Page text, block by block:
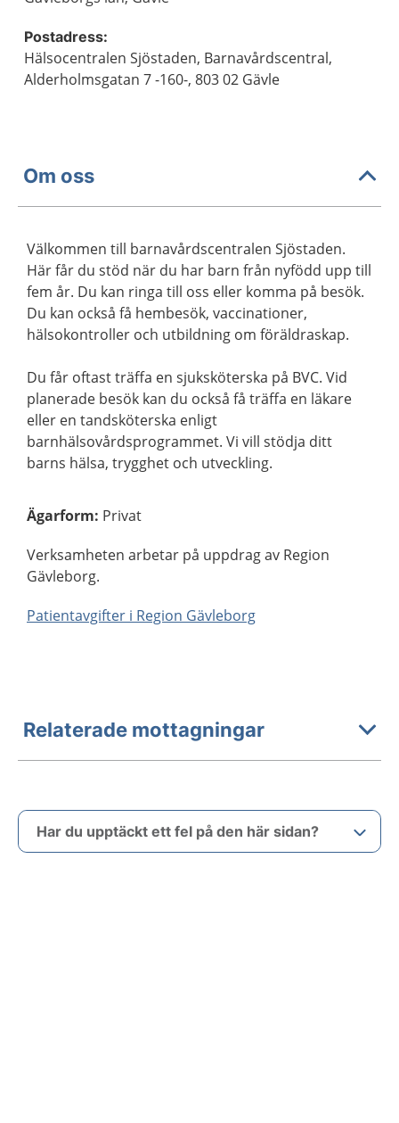
Postadress:
Hälsocentralen Sjöstaden, Barnavårdscentral,
Alderholmsgatan 7 -160-, 803 02 Gävle
Om oss
Välkommen till barnavårdscentralen Sjöstaden.
Här får du stöd när du har barn från nyfödd upp till
fem år. Du kan ringa till oss eller komma på besök.
Du kan också få hembesök, vaccinationer,
hälsokontroller och utbildning om föräldraskap.
Du får oftast träffa en sjuksköterska på BVC. Vid
planerade besök kan du också få träffa en läkare
eller en tandsköterska enligt
barnhälsovårdsprogrammet. Vi vill stödja ditt
barns hälsa, trygghet och utveckling.
Ägarform: Privat
Verksamheten arbetar på uppdrag av Region
Gävleborg.
Patientavgifter i Region Gävleborg
Relaterade mottagningar
Har du upptäckt ett fel på den här sidan?